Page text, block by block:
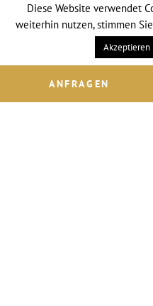
ANFRAGEN
A-
Tel. +43
Diese Website verwendet
weiterhin nutzen, stimmen
Akzeptieren